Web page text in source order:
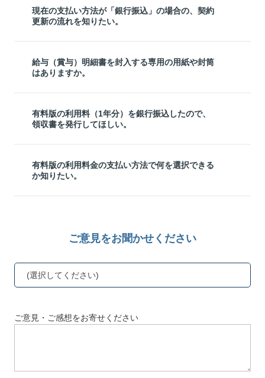
現在の支払い方法が「銀行振込」の場合の、契約
更新の流れを知りたい。
給与（賞与）明細書を封入する専用の用紙や封筒
はありますか。
有料版の利用料（1年分）を銀行振込したので、
領収書を発行してほしい。
有料版の利用料金の支払い方法で何を選択できる
か知りたい。
ご意見をお聞かせください
(選択してください)
ご意見・ご感想をお寄せください